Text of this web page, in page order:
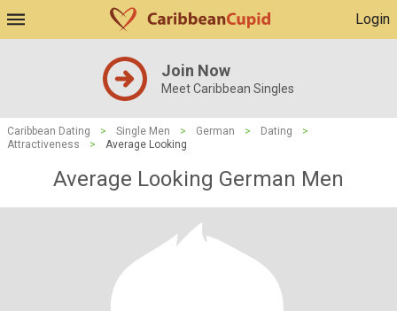
Login
Join Now
Meet Caribbean Singles
Caribbean Dating > Single Men > German > Dating
>
Attractiveness
> Average Looking
Average Looking German Men